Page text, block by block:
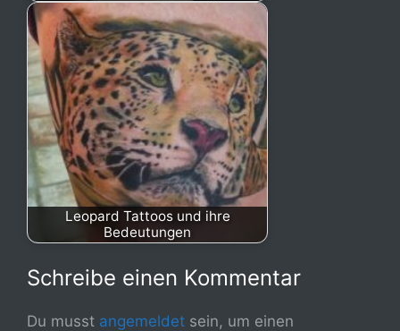
Leopard Tattoos und ihre
Bedeutungen
Schreibe einen Kommentar
Du musst angemeldet sein, um einen